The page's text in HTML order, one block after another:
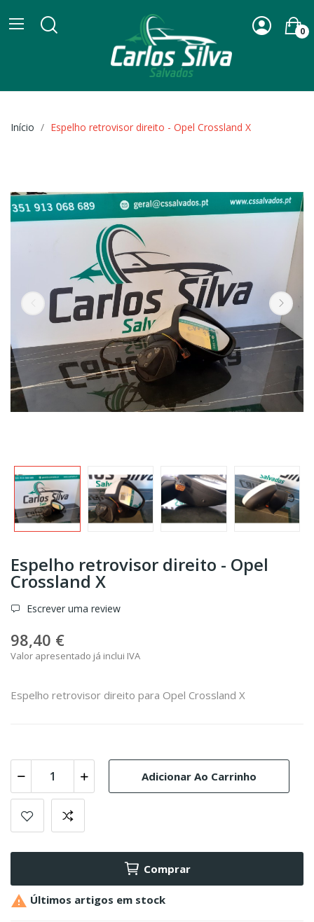
0
Início Espelho retrovisor direito - Opel Crossland X
Espelho retrovisor direito - Opel
Crossland X
Escrever uma review
98,40 €
Valor apresentado já inclui IVA
Espelho retrovisor direito para Opel Crossland X
Adicionar Ao Carrinho
Comprar
 Últimos artigos em stock